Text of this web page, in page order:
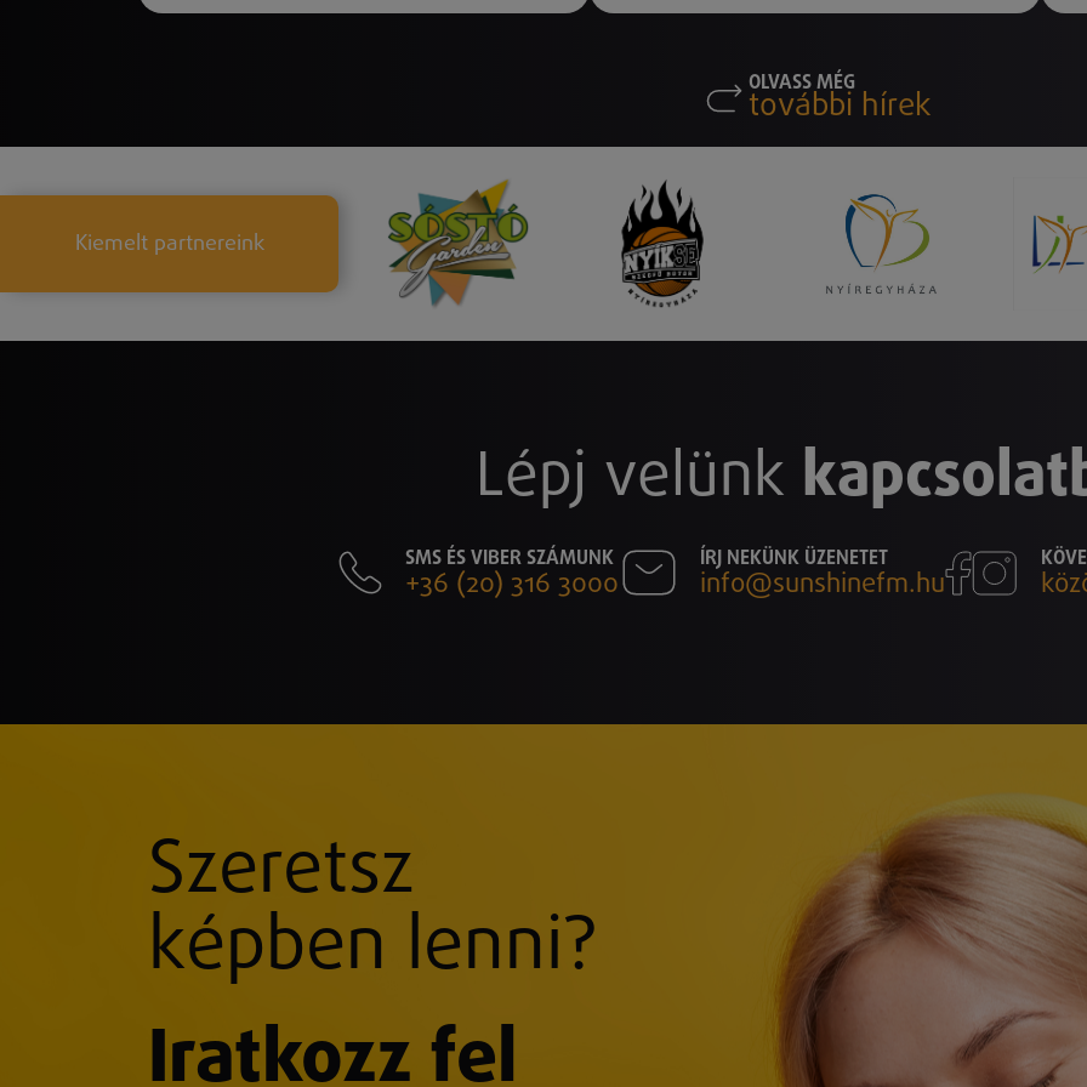
OLVASS MÉG
további hírek
Kiemelt partnereink
Lépj velünk
SMS ÉS VIBER SZÁMUNK
+36 (20) 316 3000
ÍRJ NEKÜNK ÜZENETET
info@sunshinefm.hu
Szeretsz
képben lenni?
Iratkozz fel